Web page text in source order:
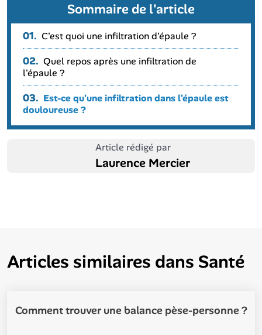
Sommaire de l'article
01. C'est quoi une infiltration d'épaule ?
02. Quel repos après une infiltration de
l'épaule ?
03. Est-ce qu'une infiltration dans l'épaule est
douloureuse ?
Article rédigé par
Laurence Mercier
Articles similaires dans Santé
Comment trouver une balance pèse-personne ?